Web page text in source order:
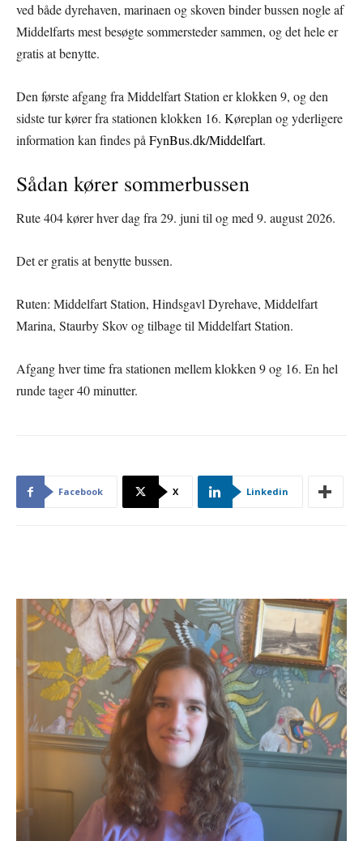
ved både dyrehaven, marinaen og skoven binder bussen nogle af
Middelfarts mest besøgte sommersteder sammen, og det hele er
gratis at benytte.
Den første afgang fra Middelfart Station er klokken 9, og den
sidste tur kører fra stationen klokken 16. Køreplan og yderligere
information kan findes på FynBus.dk/Middelfart.
Sådan kører sommerbussen
Rute 404 kører hver dag fra 29. juni til og med 9. august 2026.
Det er gratis at benytte bussen.
Ruten: Middelfart Station, Hindsgavl Dyrehave, Middelfart
Marina, Staurby Skov og tilbage til Middelfart Station.
Afgang hver time fra stationen mellem klokken 9 og 16. En hel
runde tager 40 minutter.
Facebook X Linkedin